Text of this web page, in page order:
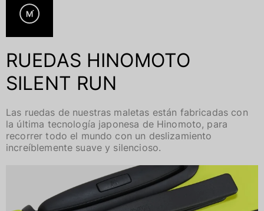
RUEDAS HINOMOTO
SILENT RUN
Las ruedas de nuestras maletas están fabricadas con
la última tecnología japonesa de Hinomoto, para
recorrer todo el mundo con un deslizamiento
increíblemente suave y silencioso.